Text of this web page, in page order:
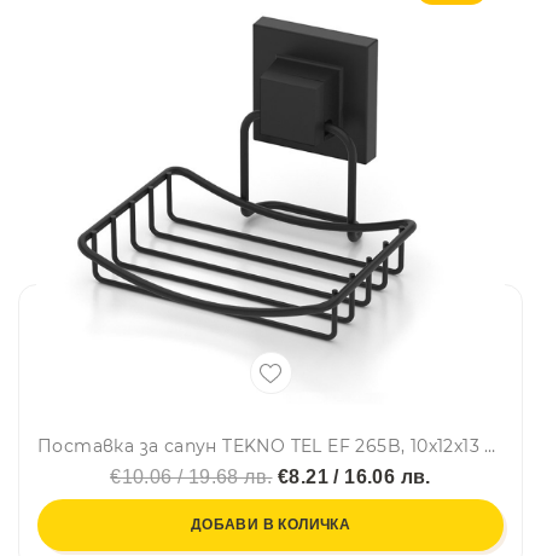
Поставка за сапун TEKNO TEL EF 265B, 10х12х13 см, Двойно залепване, Черен
€10.06 / 19.68 лв.€8.21 / 16.06 лв.
ДОБАВИ В КОЛИЧКА